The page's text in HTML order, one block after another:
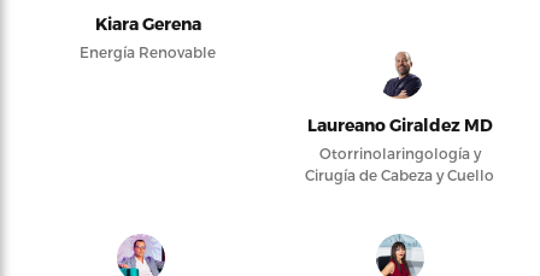
Kiara Gerena
Energía Renovable
Laureano Giraldez MD
Otorrinolaringología y
Cirugía de Cabeza y Cuello